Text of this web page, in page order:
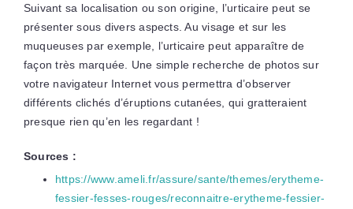
Suivant sa localisation ou son origine, l’urticaire peut se
présenter sous divers aspects. Au visage et sur les
muqueuses par exemple, l’urticaire peut apparaître de
façon très marquée. Une simple recherche de photos sur
votre navigateur Internet vous permettra d’observer
différents clichés d’éruptions cutanées, qui gratteraient
presque rien qu’en les regardant !
Sources :
https://www.ameli.fr/assure/sante/themes/erytheme-
fessier-fesses-rouges/reconnaitre-erytheme-fessier-